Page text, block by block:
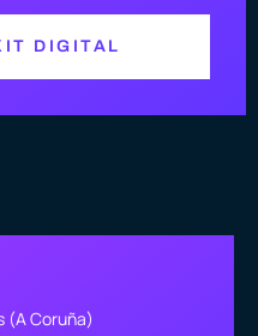
DIGITAL
(A Coruña)